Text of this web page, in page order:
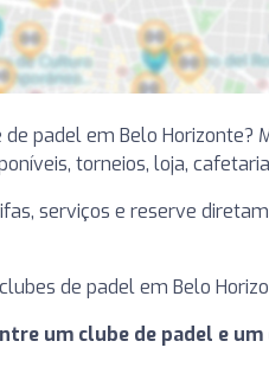
padel em Belo
torneios, loja,
serviços e reserve
de padel em Belo
um clube de padel e um